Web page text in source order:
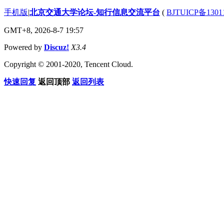
手机版|北京交通大学论坛-知行信息交流平台 ( BJTUICP备
GMT+8, 2026-8-7 19:57
Powered by Discuz! X3.4
Copyright © 2001-2020, Tencent Cloud.
快速回复 返回顶部 返回列表